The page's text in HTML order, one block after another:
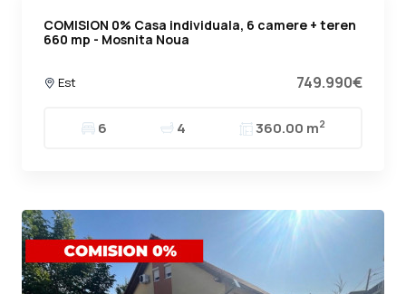
COMISION 0% Casa individuala, 6 camere + teren
660 mp - Mosnita Noua
Est 749.990€
6 4 360.00 m2